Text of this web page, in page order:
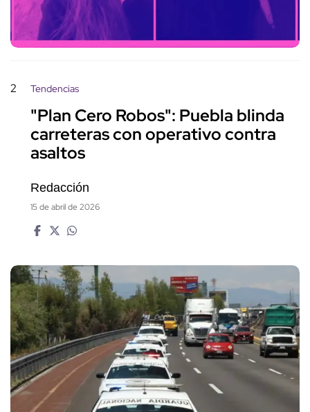
2 Tendencias
"Plan Cero Robos": Puebla blinda
carreteras con operativo contra
asaltos
Redacción
15 de abril de 2026